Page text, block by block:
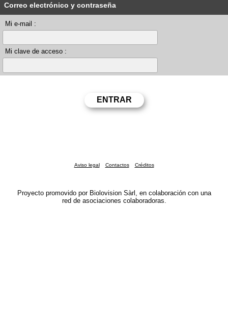
Correo electrónico y contraseña
Mi e-mail :
Mi clave de acceso :
Aviso legal Contactos Créditos
Proyecto promovido por Biolovision Sàrl, en colaboración con una
red de asociaciones colaboradoras.